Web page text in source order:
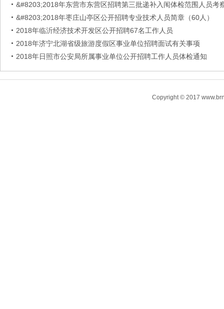
&#8203;2018年东营市东营区招聘第三批递补入闱体检范围人员考
&#8203;2018年枣庄山亭区公开招聘专业技术人员简章（60人）
2018年临沂经济技术开发区公开招聘67名工作人员
2018年济宁北湖省级旅游度假区事业单位招聘面试有关事项
2018年日照市公安局所属事业单位公开招聘工作人员体检通知
Copyright © 2017